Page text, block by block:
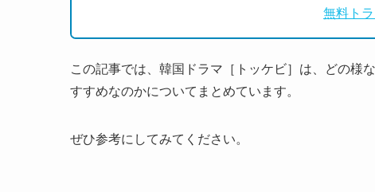
無料ト
この記事では、韓国ドラマ［トッケビ］は、どの様
すすめなのかについてまとめています。
ぜひ参考にしてみてください。